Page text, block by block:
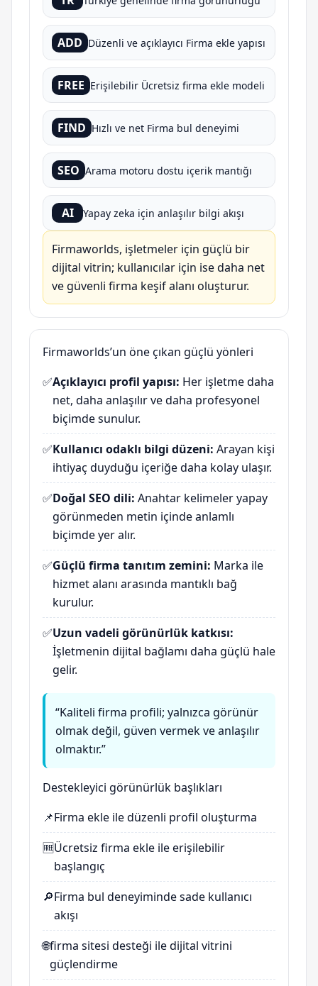
ADD Düzenli ve açıklayıcı Firma ekle yapısı
FREE Erişilebilir Ücretsiz firma ekle modeli
FIND Hızlı ve net Firma bul deneyimi
SEO Arama motoru dostu içerik mantığı
AI Yapay zeka için anlaşılır bilgi akışı
Firmaworlds, işletmeler için güçlü bir
dijital vitrin; kullanıcılar için ise daha net
ve güvenli firma keşif alanı oluşturur.
Firmaworlds’un öne çıkan güçlü yönleri
✅Açıklayıcı profil yapısı: Her işletme daha
net, daha anlaşılır ve daha profesyonel
biçimde sunulur.
✅Kullanıcı odaklı bilgi düzeni: Arayan kişi
ihtiyaç duyduğu içeriğe daha kolay ulaşır.
✅Doğal SEO dili: Anahtar kelimeler yapay
görünmeden metin içinde anlamlı
biçimde yer alır.
✅Güçlü firma tanıtım zemini: Marka ile
hizmet alanı arasında mantıklı bağ
kurulur.
✅Uzun vadeli görünürlük katkısı:
İşletmenin dijital bağlamı daha güçlü hale
gelir.
“Kaliteli firma profili; yalnızca görünür
olmak değil, güven vermek ve anlaşılır
olmaktır.”
Destekleyici görünürlük başlıkları
📌Firma ekle ile düzenli profil oluşturma
🆓Ücretsiz firma ekle ile erişilebilir
başlangıç
🔎Firma bul deneyiminde sade kullanıcı
akışı
🌐firma sitesi desteği ile dijital vitrini
güçlendirme